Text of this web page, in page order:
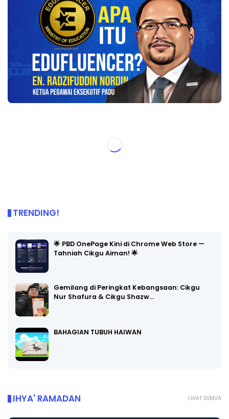
TRENDING!
🌟 PBD OnePage Kini di Chrome Web Store —
Tahniah Cikgu Aiman! 🌟
Gemilang di Peringkat Kebangsaan: Cikgu
Nur Shafura & Cikgu Shazw…
BAHAGIAN TUBUH HAIWAN
LIHAT SEMUA
IHYA' RAMADAN